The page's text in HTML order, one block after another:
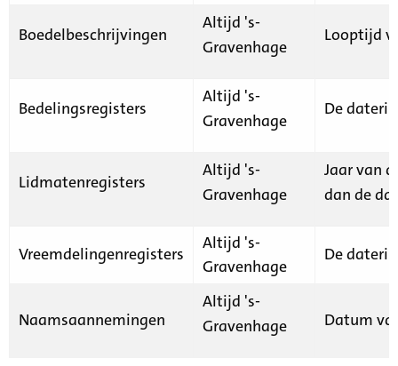
Boedelbeschrijvingen
Altijd 's-
Gravenhage
Looptijd
Bedelingsregisters
Altijd 's-
Gravenhage
De
Lidmatenregisters
Altijd 's-
Gravenhage
Jaar van
dan de
Vreemdelingenregisters
Altijd 's-
Gravenhage
De
Naamsaannemingen
Altijd 's-
Gravenhage
Datum